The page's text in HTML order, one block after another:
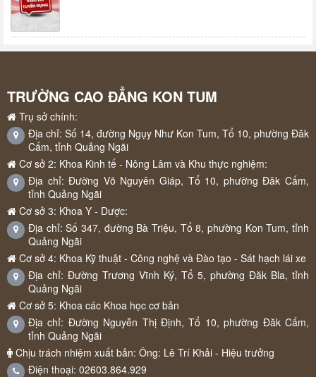
TRƯỜNG CAO ĐẲNG KON TUM
Trụ sở chính:
Địa chỉ: Số 14, đường Ngụy Như Kon Tum, Tổ 10, phường Đăk
Cấm, tỉnh Quảng Ngãi
Cơ sở 2: Khoa Kinh tế - Nông Lâm và Khu thực nghiệm:
Địa chỉ: Đường Võ Nguyên Giáp, Tổ 10, phường Đăk Cấm,
tỉnh Quảng Ngãi
Cơ sở 3: Khoa Y - Dược:
Địa chỉ: Số 347, đường Bà Triệu, Tổ 8, phường Kon Tum, tỉnh
Quảng Ngãi
Cơ sở 4: Khoa Kỹ thuật - Công nghệ và Đào tạo - Sát hạch lái xe
Địa chỉ: Đường Trương Vĩnh Ký, Tổ 5, phường Đăk Bla, tỉnh
Quảng Ngãi
Cơ sở 5: Khoa các Khoa học cơ bản
Địa chỉ: Đường Nguyễn Thị Định, Tổ 10, phường Đăk Cấm,
tỉnh Quảng Ngãi
Chịu trách nhiệm xuất bản: Ông: Lê Trí Khải - Hiệu trưởng
Điện thoại: 02603.864.929